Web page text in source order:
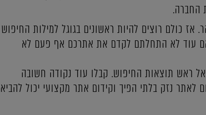
החברה.
כולם רוצים להיות ראשונים בגוגל למילות החיפוש
אם עוד לא התחלתם לקדם את אתרכם אף פעם לא
ראש תוצאות החיפוש. קבלו עוד נקודה חשובה
לאתר נזק בלתי הפיך וקידום אתר מקצועי יכול להביא